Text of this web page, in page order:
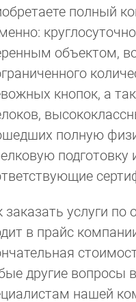
полный
объектом,
кнопок, а
полную
заказать услуги по
в прайс
другие вопросы
нашей